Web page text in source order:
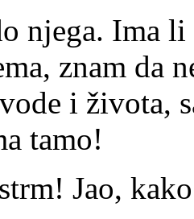
njega. Ima
znam da
i života,
tamo!
Jao,